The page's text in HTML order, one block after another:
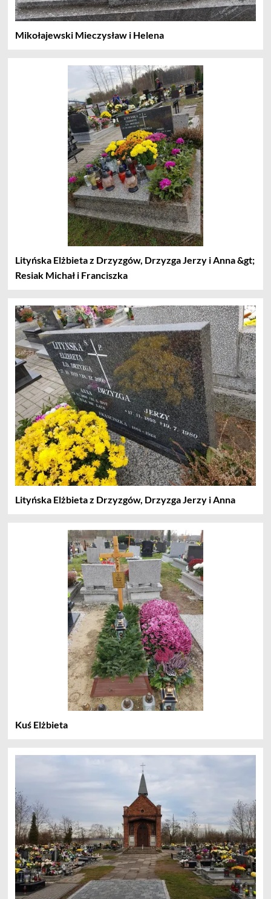
Mikołajewski Mieczysław i Helena
Lityńska Elżbieta z Drzyzgów, Drzyzga Jerzy i Anna &gt;
Resiak Michał i Franciszka
Lityńska Elżbieta z Drzyzgów, Drzyzga Jerzy i Anna
Kuś Elżbieta